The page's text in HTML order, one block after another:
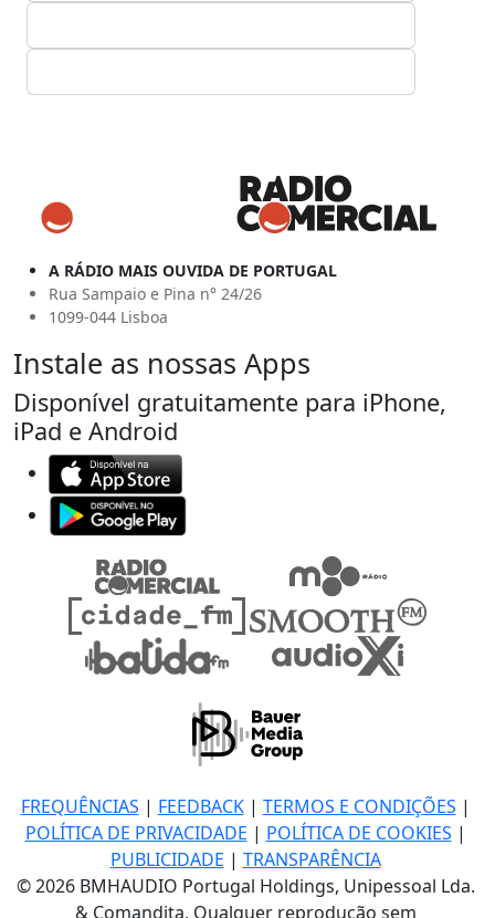
A RÁDIO MAIS OUVIDA DE PORTUGAL
Rua Sampaio e Pina n° 24/26
1099-044 Lisboa
Instale as nossas Apps
Disponível gratuitamente para iPhone,
iPad e Android
FREQUÊNCIAS | FEEDBACK| TERMOS E CONDIÇÕES |
POLÍTICA DE PRIVACIDADE | POLÍTICA DE COOKIES |
PUBLICIDADE | TRANSPARÊNCIA
© 2026 BMHAUDIO Portugal Holdings, Unipessoal Lda.
& Comandita, Qualquer reprodução sem